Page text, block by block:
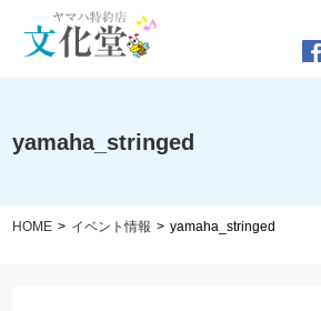
yamaha_stringed
HOME イベント情報 yamaha_stringed